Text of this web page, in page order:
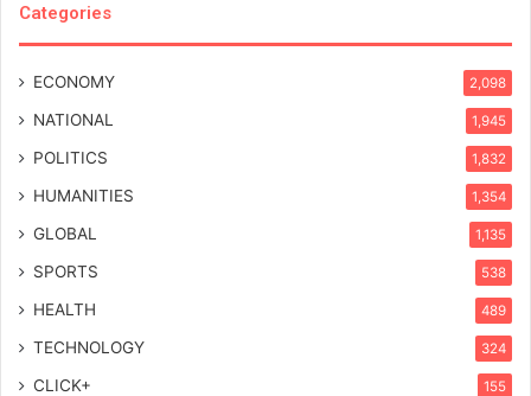
Categories
ECONOMY 2,098
NATIONAL 1,945
POLITICS 1,832
HUMANITIES 1,354
GLOBAL 1,135
SPORTS 538
HEALTH 489
TECHNOLOGY 324
CLICK+ 155